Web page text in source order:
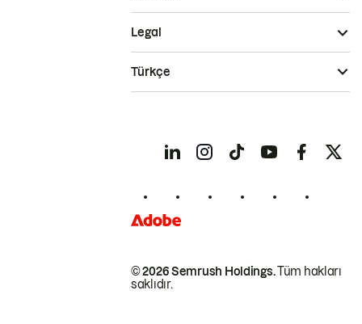
© 2026 Semrush Holdings.Tüm hakları
saklıdır.
Legal
Türkçe